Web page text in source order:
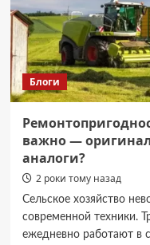
грудня
2024
року
Блоги
важно —
аналоги?
2 роки тому назад
Сельское хозяйство
современной техники.
ежедневно работают в